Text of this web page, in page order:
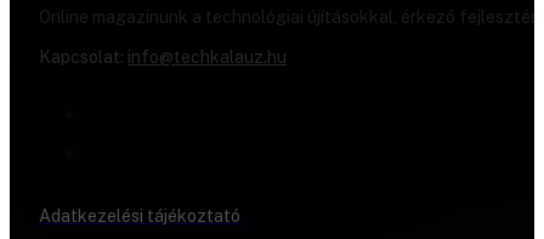
Online magazinunk a technológiai újításokkal, érkező
Kapcsolat: info@techkalauz.hu
Adatkezelési tájékoztató